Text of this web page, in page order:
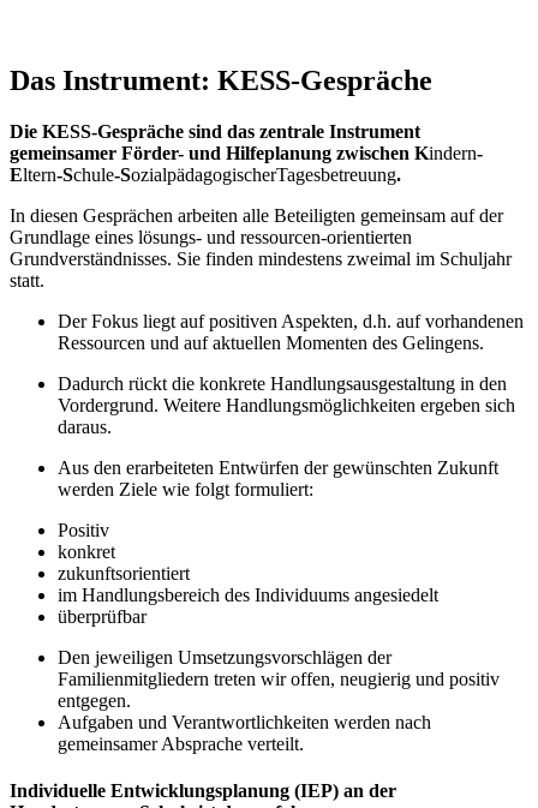
Das Instrument: KESS-Gespräche
Die KESS-Gespräche sind das zentrale Instrument
gemeinsamer Förder- und Hilfeplanung zwischen Kindern-
Eltern-Schule-SozialpädagogischerTagesbetreuung.
In diesen Gesprächen arbeiten alle Beteiligten gemeinsam auf der
Grundlage eines lösungs- und ressourcen-orientierten
Grundverständnisses. Sie finden mindestens zweimal im Schuljahr
statt.
Der Fokus liegt auf positiven Aspekten, d.h. auf vorhandenen
Ressourcen und auf aktuellen Momenten des Gelingens.
Dadurch rückt die konkrete Handlungsausgestaltung in den
Vordergrund. Weitere Handlungsmöglichkeiten ergeben sich
daraus.
Aus den erarbeiteten Entwürfen der gewünschten Zukunft
werden Ziele wie folgt formuliert:
Positiv
konkret
zukunftsorientiert
im Handlungsbereich des Individuums angesiedelt
überprüfbar
Den jeweiligen Umsetzungsvorschlägen der
Familienmitgliedern treten wir offen, neugierig und positiv
entgegen.
Aufgaben und Verantwortlichkeiten werden nach
gemeinsamer Absprache verteilt.
Individuelle Entwicklungsplanung (IEP) an der